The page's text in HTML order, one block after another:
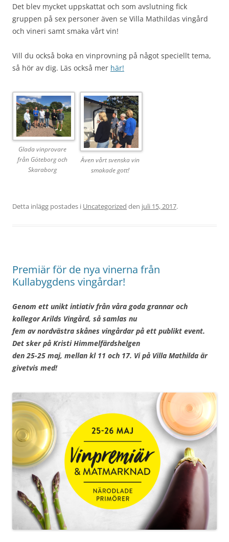
Det blev mycket uppskattat och som avslutning fick
gruppen på sex personer även se Villa Mathildas vingård
och vineri samt smaka vårt vin!
Vill du också boka en vinprovning på något speciellt tema,
så hör av dig. Läs också mer här!
Glada vinprovare
från Göteborg och
Skaraborg
Även vårt svenska vin
smakade gott!
Detta inlägg postades i Uncategorized den juli 15, 2017.
Premiär för de nya vinerna från
Kullabygdens vingårdar!
Genom ett unikt intiativ från våra goda grannar och
kollegor Arilds Vingård, så samlas nu
fem av nordvästra skånes vingårdar på ett publikt event.
Det sker på Kristi Himmelfärdshelgen
den 25-25 maj, mellan kl 11 och 17. Vi på Villa Mathilda är
givetvis med!